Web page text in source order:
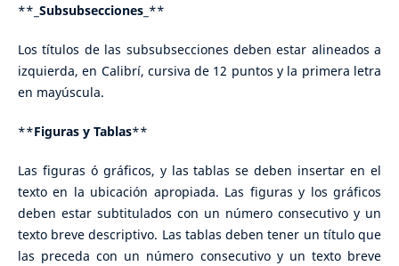
**_ Subsubsecciones_**
Los títulos de las subsubsecciones deben estar alineados a
izquierda, en Calibrí, cursiva de 12 puntos y la primera letra
en mayúscula.
**Figuras y Tablas**
Las figuras ó gráficos, y las tablas se deben insertar en el
texto en la ubicación apropiada. Las figuras y los gráficos
deben estar subtitulados con un número consecutivo y un
texto breve descriptivo. Las tablas deben tener un título que
las preceda con un número consecutivo y un texto breve